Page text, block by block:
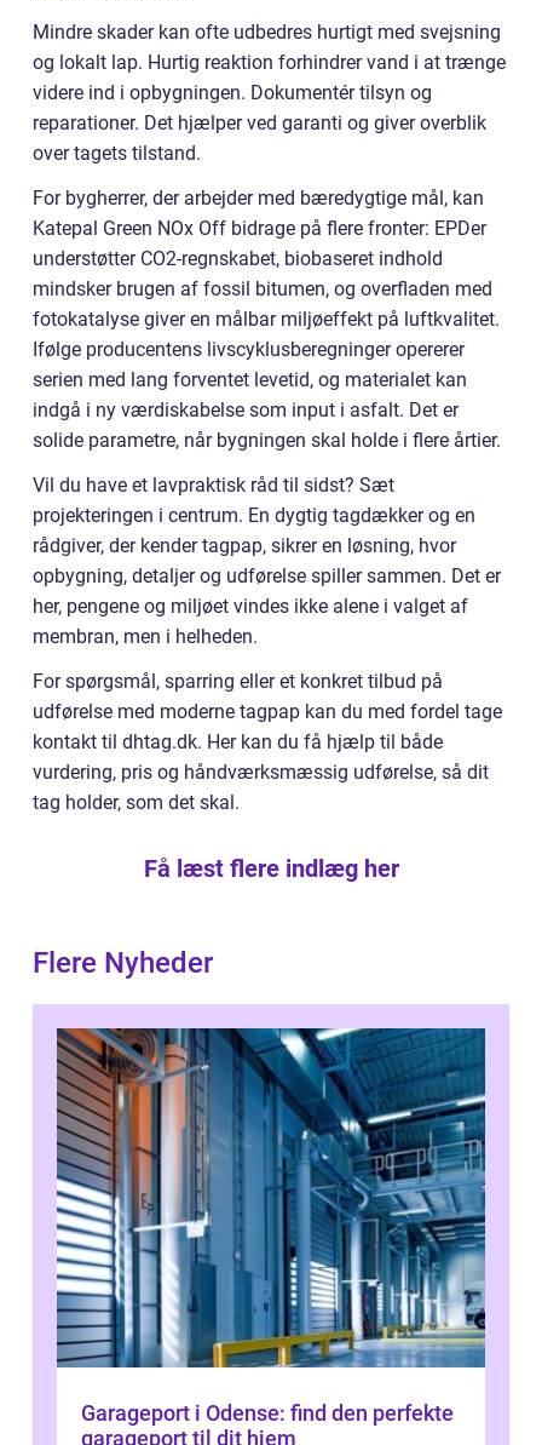
Mindre skader kan ofte udbedres hurtigt med svejsning
og lokalt lap. Hurtig reaktion forhindrer vand i at trænge
videre ind i opbygningen. Dokumentér tilsyn og
reparationer. Det hjælper ved garanti og giver overblik
over tagets tilstand.
For bygherrer, der arbejder med bæredygtige mål, kan
Katepal Green NOx Off bidrage på flere fronter: EPDer
understøtter CO2-regnskabet, biobaseret indhold
mindsker brugen af fossil bitumen, og overfladen med
fotokatalyse giver en målbar miljøeffekt på luftkvalitet.
Ifølge producentens livscyklusberegninger opererer
serien med lang forventet levetid, og materialet kan
indgå i ny værdiskabelse som input i asfalt. Det er
solide parametre, når bygningen skal holde i flere årtier.
Vil du have et lavpraktisk råd til sidst? Sæt
projekteringen i centrum. En dygtig tagdækker og en
rådgiver, der kender tagpap, sikrer en løsning, hvor
opbygning, detaljer og udførelse spiller sammen. Det er
her, pengene og miljøet vindes ikke alene i valget af
membran, men i helheden.
For spørgsmål, sparring eller et konkret tilbud på
udførelse med moderne tagpap kan du med fordel tage
kontakt til dhtag.dk. Her kan du få hjælp til både
vurdering, pris og håndværksmæssig udførelse, så dit
tag holder, som det skal.
Få læst flere indlæg her
Flere Nyheder
Garageport i Odense: find den perfekte
garageport til dit hjem